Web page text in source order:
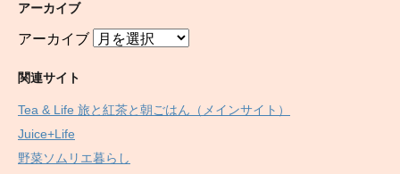
アーカイブ
アーカイブ
関連サイト
Tea & Life 旅と紅茶と朝ごはん（メインサイト）
Juice+Life
野菜ソムリエ暮らし